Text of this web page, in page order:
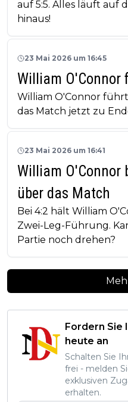
auf 5:5. Alles läuft auf
hinaus!
23 Mai 2026 um 16:45
William O'Connor
William O'Connor
das Match jetzt zu
23 Mai 2026 um 16:41
William O'Connor
über das Match
Bei 4:2 hält William
Zwei-Leg-Führung.
Partie noch drehen?
Fordern Sie
heute an
Schalten Sie
frei - melden
exklusiven
erhalten.